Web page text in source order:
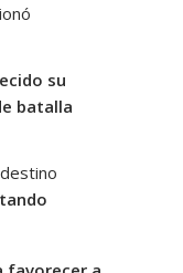
su
batalla